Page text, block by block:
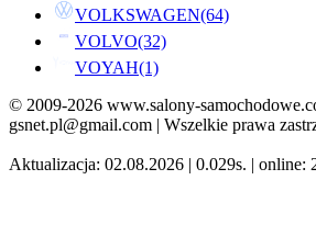
VOLKSWAGEN(64)
VOLVO(32)
VOYAH(1)
© 2009-2026 www.salony-
gsnet.pl@gmail.com | Wszelkie prawa
Aktualizacja: 02.08.2026 | 0.029s. | online: